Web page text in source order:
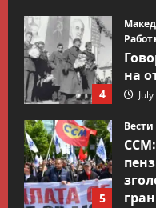
4
на
5
Вести